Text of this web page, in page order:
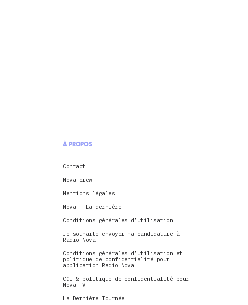
À PROPOS
Contact
Nova crew
Mentions légales
Nova – La dernière
Conditions générales d’utilisation
Je souhaite envoyer ma candidature à
Radio Nova
Conditions générales d’utilisation et
politique de confidentialité pour
application Radio Nova
CGU & politique de confidentialité pour
Nova TV
La Dernière Tournée